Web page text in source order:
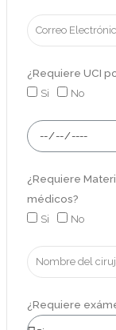
¿Requiere UCI
Si No
¿Requiere
médicos?
Si No
¿Requiere